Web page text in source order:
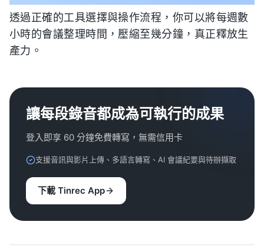
透過正確的工具選擇與操作流程，你可以將每週數
小時的會議整理時間，壓縮至幾分鐘，真正釋放生
產力。
讓每段錄音都成為可執行的成果
登入即享 60 分鐘免費轉寫，無需信用卡
支援音訊與影片上傳、多語言轉寫、AI 會議紀要與待辦擷取
下載 Tinrec App